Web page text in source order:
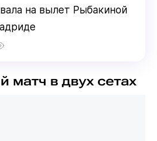
на вылет Рыбакиной
матч в двух сетах